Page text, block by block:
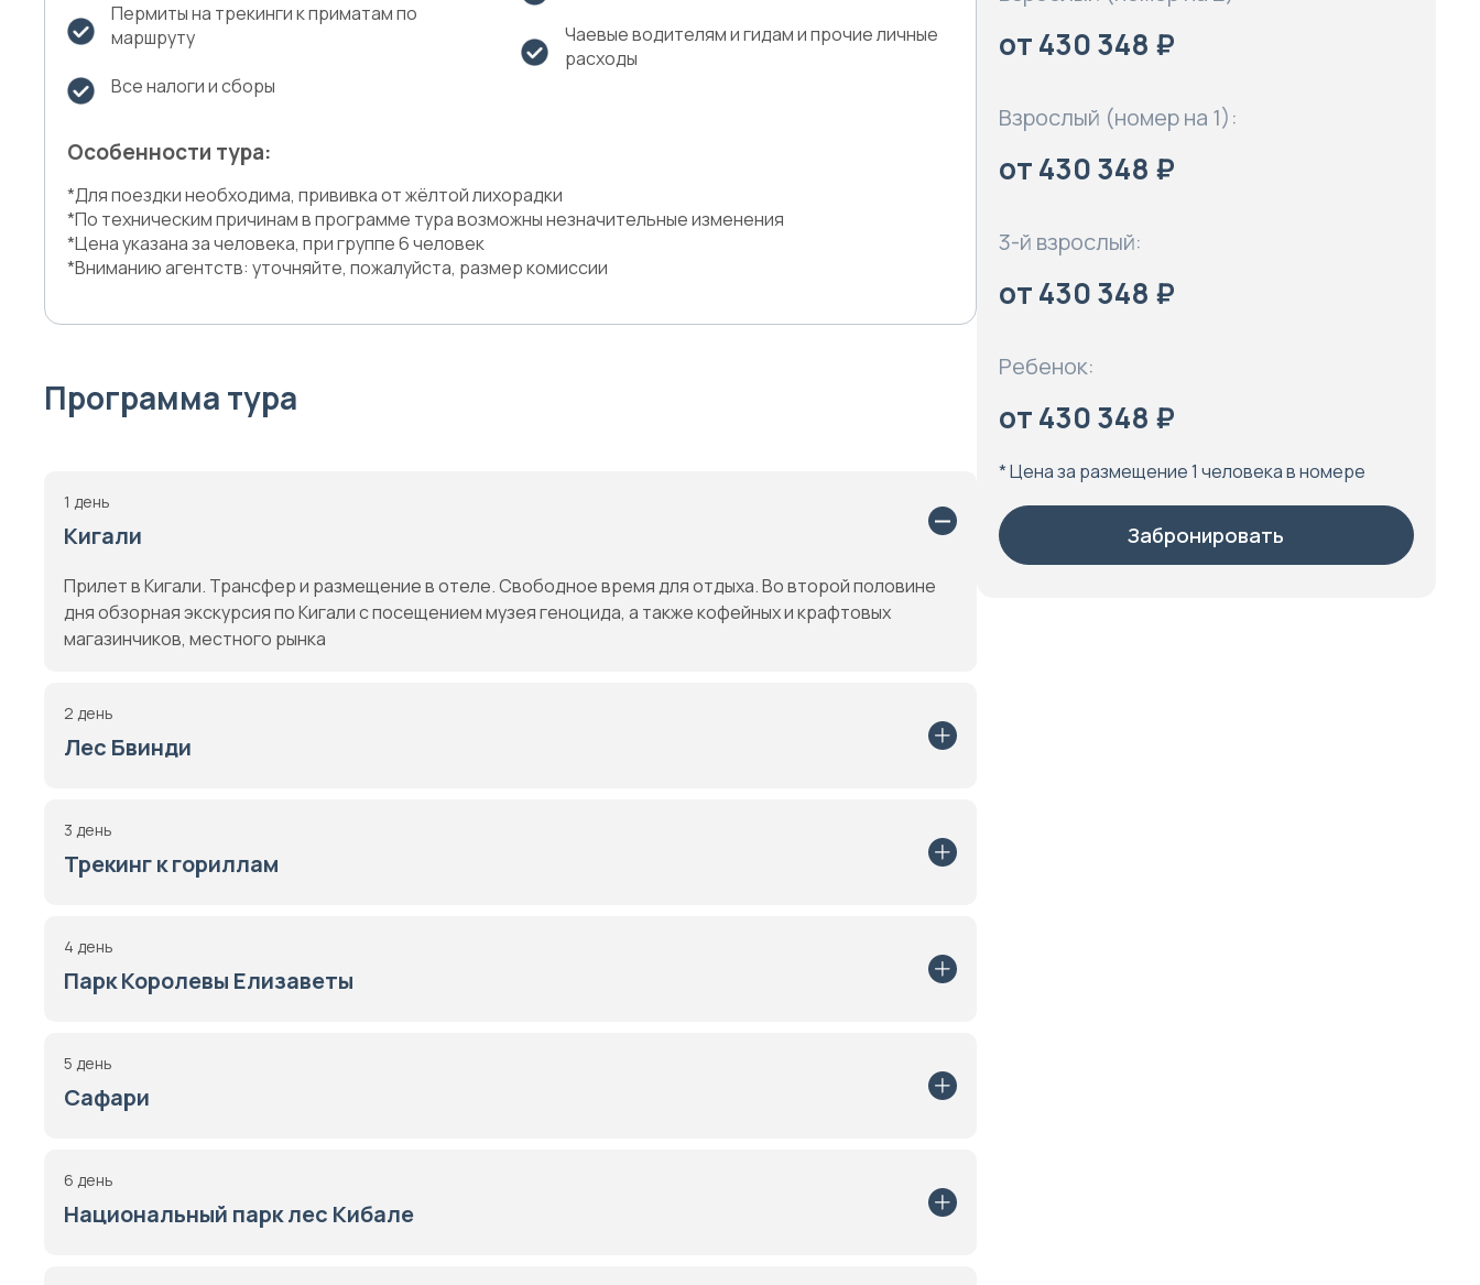
Пермиты на трекинги к приматам по
маршруту
Все налоги и сборы
Чаевые водителям и гидам и прочие личные
расходы
Особенности тура:
*Для поездки необходима, прививка от жёлтой лихорадки
*По техническим причинам в программе тура возможны незначительные изменения
*Цена указана за человека, при группе 6 человек
*Вниманию агентств: уточняйте, пожалуйста, размер комиссии
Программа тура
1 день
Кигали
Прилет в Кигали. Трансфер и размещение в отеле. Свободное время для отдыха. Во второй половине
дня обзорная экскурсия по Кигали с посещением музея геноцида, а также кофейных и крафтовых
магазинчиков, местного рынка
2 день
Лес Бвинди
3 день
Трекинг к гориллам
4 день
Парк Королевы Елизаветы
5 день
Сафари
6 день
Национальный парк лес Кибале
от 430 348 ₽
Взрослый (номер на 1):
от 430 348 ₽
3-й взрослый:
от 430 348 ₽
Ребенок:
от 430 348 ₽
* Цена за размещение 1 человека в номере
Забронировать